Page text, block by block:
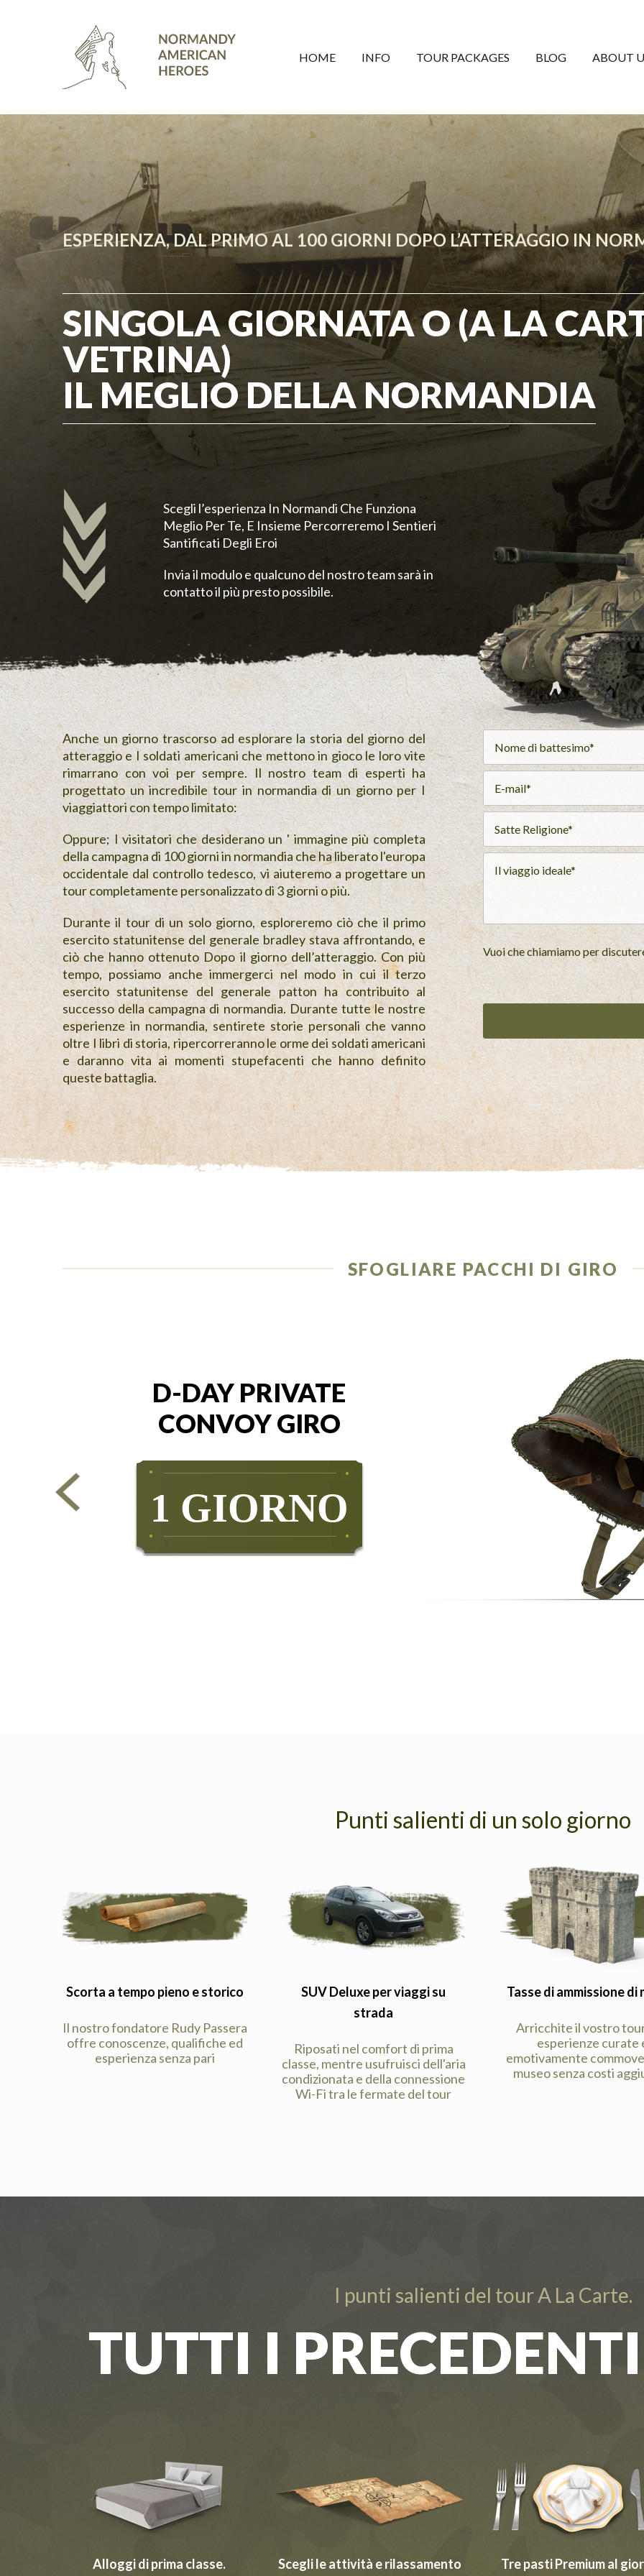
HOME INFO TOUR PACKAGES BLOG ABOUT
ESPERIENZA, DAL PRIMO AL 100 GIORNI DOPO L’ATTERAGGIO IN
SINGOLA GIORNATA O (A LA
VETRINA)
IL MEGLIO DELLA NORMANDIA
Scegli l’esperienza In Normandi Che Funziona
Meglio Per Te, E Insieme Percorreremo I Sentieri
Santificati Degli Eroi
Invia il modulo e qualcuno del nostro team sarà in
contatto il più presto possibile.
Anche un giorno trascorso ad esplorare la storia del giorno del
atteraggio e I soldati americani che mettono in gioco le loro vite
rimarrano con voi per sempre. Il nostro team di esperti ha
progettato un incredibile tour in normandia di un giorno per I
viaggiattori con tempo limitato:
Oppure; I visitatori che desiderano un ' immagine più completa
della campagna di 100 giorni in normandia che ha liberato l'europa
occidentale dal controllo tedesco, vi aiuteremo a progettare un
tour completamente personalizzato di 3 giorni o più.
Durante il tour di un solo giorno, esploreremo ciò che il primo
esercito statunitense del generale bradley stava affrontando, e
ciò che hanno ottenuto Dopo il giorno dell’atteraggio. Con più
tempo, possiamo anche immergerci nel modo in cui il terzo
esercito statunitense del generale patton ha contribuito al
successo della campagna di normandia. Durante tutte le nostre
esperienze in normandia, sentirete storie personali che vanno
oltre I libri di storia, ripercorreranno le orme dei soldati americani
e daranno vita ai momenti stupefacenti che hanno definito
queste battaglia.
Vuoi che chiamiamo per
SFOGLIARE PACCHI DI GIRO
D-DAY PRIVATE
CONVOY GIRO
1 GIORNO
Punti salienti di un solo giorno
Scorta a tempo pieno e storico
Il nostro fondatore Rudy Passera
offre conoscenze, qualifiche ed
esperienza senza pari
SUV Deluxe per viaggi su
strada
Riposati nel comfort di prima
classe, mentre usufruisci dell'aria
condizionata e della connessione
Wi-Fi tra le fermate del tour
Tasse di ammissione di
Arricchite il vostro
esperienze curate
emotivamente
museo senza costi
I punti salienti del tour A La Carte.
TUTTI I
Alloggi di prima classe. Scegli le attività e rilassamento Tre pasti Premium al